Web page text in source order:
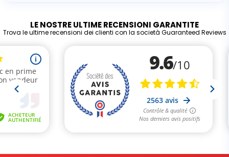
LE NOSTRE ULTIME RECENSIONI GARANTITE
Trova le ultime recensioni dei clienti con la società Guaranteed Reviews